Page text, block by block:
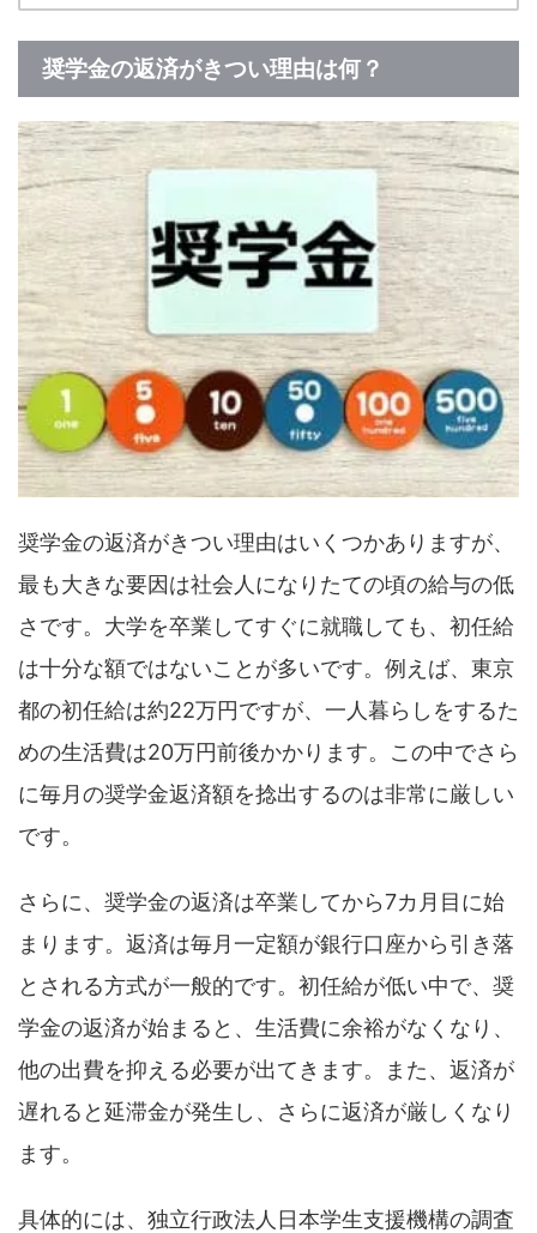
奨学金の返済がきつい理由は何？
奨学金の返済がきつい理由はいくつかありますが、
最も大きな要因は社会人になりたての頃の給与の低
さです。大学を卒業してすぐに就職しても、初任給
は十分な額ではないことが多いです。例えば、東京
都の初任給は約22万円ですが、一人暮らしをするた
めの生活費は20万円前後かかります。この中でさら
に毎月の奨学金返済額を捻出するのは非常に厳しい
です。
さらに、奨学金の返済は卒業してから7カ月目に始
まります。返済は毎月一定額が銀行口座から引き落
とされる方式が一般的です。初任給が低い中で、奨
学金の返済が始まると、生活費に余裕がなくなり、
他の出費を抑える必要が出てきます。また、返済が
遅れると延滞金が発生し、さらに返済が厳しくなり
ます。
具体的には、独立行政法人日本学生支援機構の調査